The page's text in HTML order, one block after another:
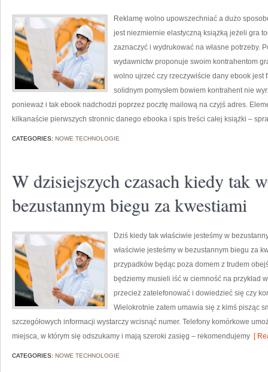
Reklamę wolno upowszechniać a dużo
jest niezmiernie elastyczną książką jeżeli gra
zaznaczyć i wydrukować na własne potrzeby.
wydawnictw proponuje swoim kontrahentom
wolno ujrzeć czy rzeczywiście dany ebook jest
solidnym pomysłem bowiem kontrahent nie
ponieważ i tak ebook nadchodzi poprzez pocztę mailową na czyjś adres.
kilkanaście pierwszych stronnic danego ebooka i spis treści całej książki –
CATEGORIES: NOWE TECHNOLOGIE
W dzisiejszych czasach kiedy tak
bezustannym biegu za kwestiami
Dziś kiedy tak właściwie jesteśmy w
właściwie jesteśmy w bezustannym biegu za
przypadków będąc poza domem z trudem
będziemy musieli iść w ciemność na przykład
przecież zatelefonować i dowiedzieć się czy
Wielokrotnie zatem umawia się z kimś pisząc
szczegółowych informacji wystarczy wcisnąć numer. Telefony komórkowe
miejsca, w którym się odszukamy i mają szeroki zasięg – rekomendujemy [
CATEGORIES: NOWE TECHNOLOGIE